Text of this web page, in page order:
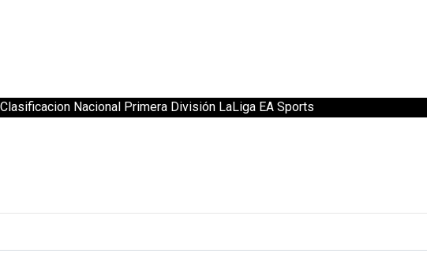
Clasificacion Nacional Primera División LaLiga EA Sports